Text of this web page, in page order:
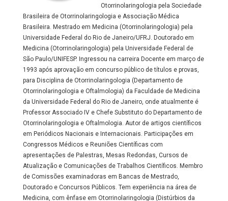
Otorrinolaringologia pela Sociedade
Brasileira de Otorrinolaringologia e Associação Médica
Brasileira. Mestrado em Medicina (Otorrinolaringologia) pela
Universidade Federal do Rio de Janeiro/UFRJ. Doutorado em
Medicina (Otorrinolaringologia) pela Universidade Federal de
São Paulo/UNIFESP. Ingressou na carreira Docente em março de
1993 após aprovação em concurso público de títulos e provas,
para Disciplina de Otorrinolaringologia (Departamento de
Otorrinolaringologia e Oftalmologia) da Faculdade de Medicina
da Universidade Federal do Rio de Janeiro, onde atualmente é
Professor Associado IV e Chefe Substituto do Departamento de
Otorrinolaringologia e Oftalmologia. Autor de artigos científicos
em Periódicos Nacionais e Internacionais. Participações em
Congressos Médicos e Reuniões Científicas com
apresentações de Palestras, Mesas Redondas, Cursos de
Atualização e Comunicações de Trabalhos Científicos. Membro
de Comissões examinadoras em Bancas de Mestrado,
Doutorado e Concursos Públicos. Tem experiência na área de
Medicina, com ênfase em Otorrinolaringologia (Distúrbios da